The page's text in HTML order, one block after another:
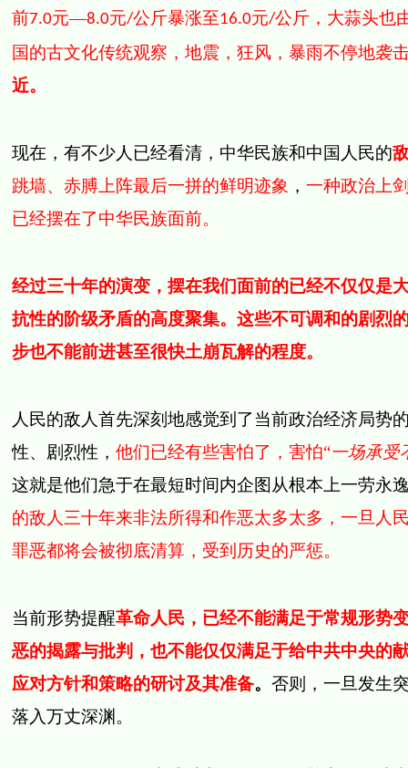
前7.0元—8.0元/公斤暴涨至16.0元/公斤，大蒜头也
国的古文化传统观察，地震，狂风，暴雨不停地袭
近。
现在，有不少人已经看清，中华民族和中国人民的
跳墙、赤膊上阵最后一拼的鲜明迹象 ， 一种政治上
已经摆在了中华民族面前。
经过三十年的演变，摆在我们面前的已经不仅仅是
抗性的阶级矛盾的高度聚集。这些不可调和的剧烈
步也不能前进甚至很快土崩瓦解的程度。
人民的敌人首先深刻地感觉到了当前政治经济局势
性、剧烈性， 他们已经有些害怕了，害怕“一场承受
这就是他们急于在最短时间内企图从根本上一劳永
的敌人三十年来非法所得和作恶太多太多，一旦人
罪恶都将会被彻底清算，受到历史的严惩。
当前形势提醒革命人民，已经不能满足于常规形势
恶的揭露与批判，也不能仅仅满足于给中共中央的
应对方针和策略的研讨及其准备。 否则，一旦发生
落入万丈深渊。